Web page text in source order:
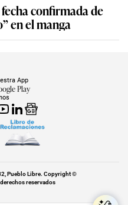
confirmada de
en el manga
App
Play
Pueblo Libre. Copyright ©
reservados